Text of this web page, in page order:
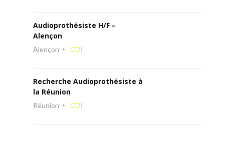
Audioprothésiste H/F –
Alençon
Alençon CDI
Recherche Audioprothésiste à
la Réunion
Réunion CDI